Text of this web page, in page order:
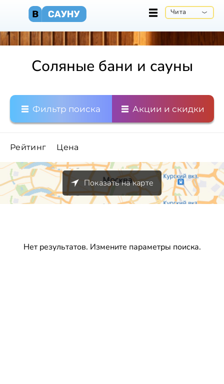
Чита
Соляные бани и сауны
Фильтр поиска Акции и скидки
Рейтинг Цена
Показать на карте
Нет результатов. Измените параметры поиска.